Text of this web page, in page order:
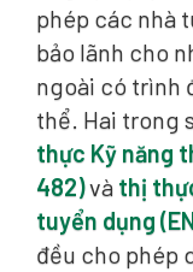
phép các nhà
bảo lãnh cho
ngoài có trình
thể. Hai trong
thực Kỹ năng
482)và thị
tuyển dụng
đều cho phép